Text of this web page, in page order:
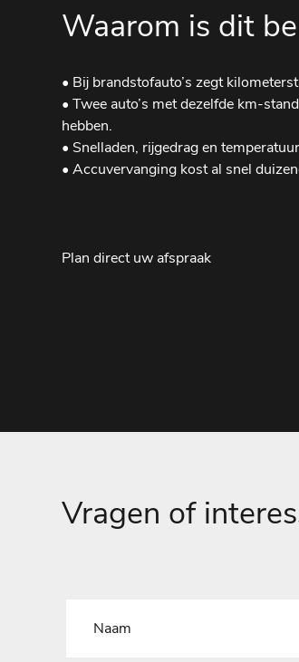
Waarom is dit
• Bij brandstofauto’s zegt
• Twee auto’s met dezelfde km-
hebben.
• Snelladen, rijgedrag en
• Accuvervanging kost al snel
Plan direct uw afspraak
Vragen of